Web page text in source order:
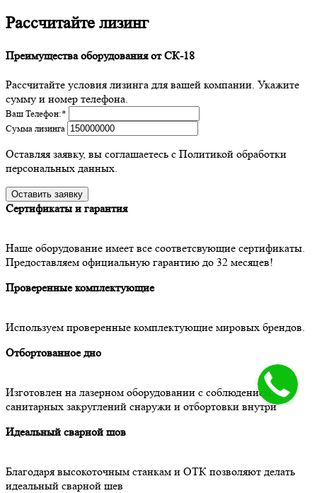
Рассчитайте лизинг
Преимущества оборудования от СК-18
Рассчитайте условия лизинга для вашей компании. Укажите
сумму и номер телефона.
Ваш Телефон:*
Сумма лизинга
Оставляя заявку, вы соглашаетесь с Политикой обработки
персональных данных.
Сертификаты и гарантия
Наше оборудование имеет все соответсвующие сертификаты.
Предоставляем официальную гарантию до 32 месяцев!
Проверенные комплектующие
Используем проверенные комплектующие мировых брендов.
Отбортованное дно
Изготовлен на лазерном оборудовании с соблюдением
санитарных закруглений снаружи и отбортовки внутри
Идеальный сварной шов
Благодаря высокоточным станкам и ОТК позволяют делать
идеальный сварной шев